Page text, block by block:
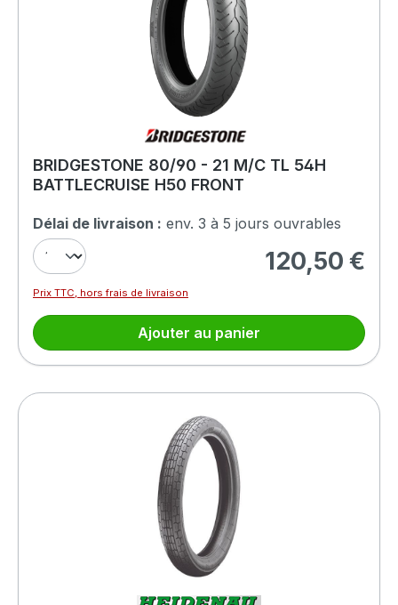
BRIDGESTONE 80/90 - 21 M/C TL 54H
BATTLECRUISE H50 FRONT
Délai de livraison : env. 3 à 5 jours ouvrables
Prix régulier :
120,50 €
Prix TTC, hors frais de livraison
Ajouter au panier